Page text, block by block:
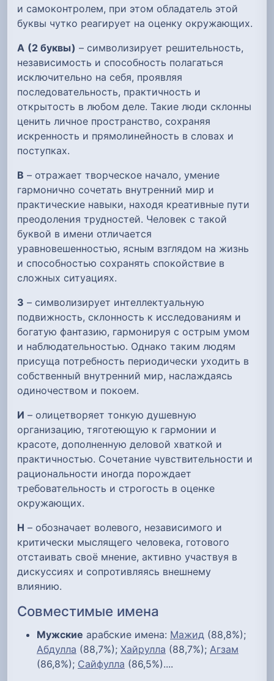
и самоконтролем, при этом обладатель этой
буквы чутко реагирует на оценку окружающих.
А (2 буквы) – символизирует решительность,
независимость и способность полагаться
исключительно на себя, проявляя
последовательность, практичность и
открытость в любом деле. Такие люди склонны
ценить личное пространство, сохраняя
искренность и прямолинейность в словах и
поступках.
В – отражает творческое начало, умение
гармонично сочетать внутренний мир и
практические навыки, находя креативные пути
преодоления трудностей. Человек с такой
буквой в имени отличается
уравновешенностью, ясным взглядом на жизнь
и способностью сохранять спокойствие в
сложных ситуациях.
З – символизирует интеллектуальную
подвижность, склонность к исследованиям и
богатую фантазию, гармонируя с острым умом
и наблюдательностью. Однако таким людям
присуща потребность периодически уходить в
собственный внутренний мир, наслаждаясь
одиночеством и покоем.
И – олицетворяет тонкую душевную
организацию, тяготеющую к гармонии и
красоте, дополненную деловой хваткой и
практичностью. Сочетание чувствительности и
рациональности иногда порождает
требовательность и строгость в оценке
окружающих.
Н – обозначает волевого, независимого и
критически мыслящего человека, готового
отстаивать своё мнение, активно участвуя в
дискуссиях и сопротивляясь внешнему
влиянию.
Совместимые имена
Мужские арабские имена: Мажид (88,8%);
Абдулла (88,7%); Хайрулла (88,7%); Агзам
(86,8%); Сайфулла (86,5%)....